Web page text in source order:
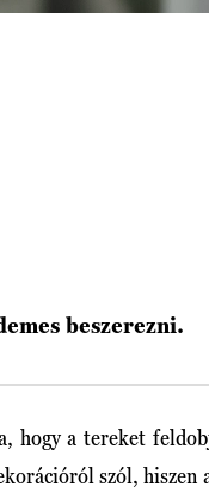
beszerezni.
hogy a tereket
szól, hiszen